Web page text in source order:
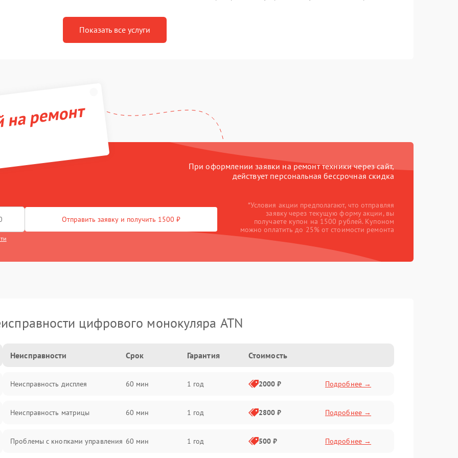
Показать все услуги
ремонт
При оформлении заявки на ремонт техники через сайт,
действует персональная бессрочная скидка
Отправить заявку и получить 1500 ₽
*Условия акции предполагают, что отправляя
заявку через текущую форму акции, вы
получаете купон на 1500 рублей. Купоном
можно оплатить до 25% от стоимости ремонта
цифрового монокуляра ATN
Неисправности Срок Гарантия Стоимость
Неисправность дисплея 60 мин 1 год 2000 ₽ Подробнее →
Неисправность матрицы 60 мин 1 год 2800 ₽ Подробнее →
Проблемы с кнопками управления 60 мин 1 год 500 ₽ Подробнее →